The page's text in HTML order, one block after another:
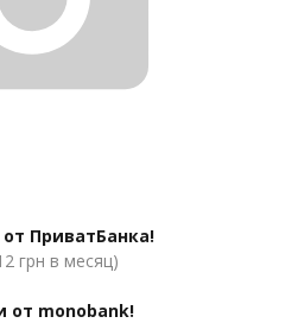
ПриватБанка!
грн в месяц)
от monobank!